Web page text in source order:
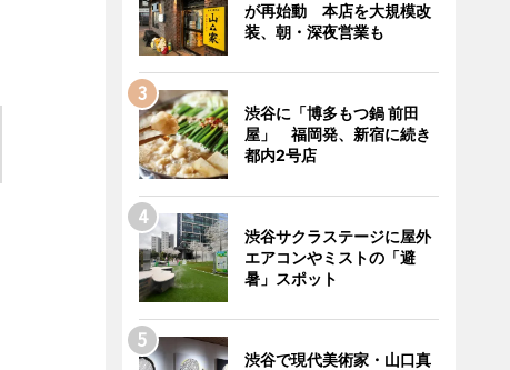
が再始動 本店を大規模改
装、朝・深夜営業も
渋谷に「博多もつ鍋 前田
屋」 福岡発、新宿に続き
都内2号店
渋谷サクラステージに屋外
エアコンやミストの「避
暑」スポット
渋谷で現代美術家・山口真